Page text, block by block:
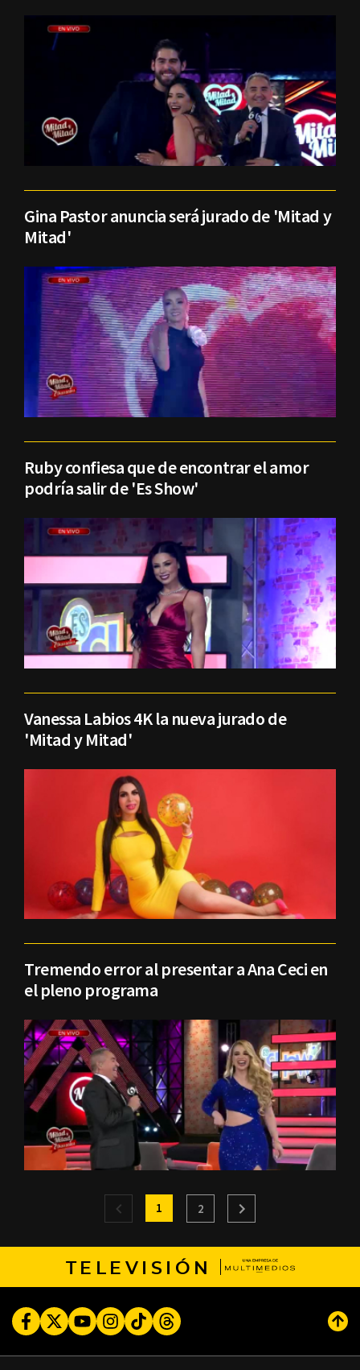
Gina Pastor anuncia será jurado de 'Mitad y
Mitad'
Ruby confiesa que de encontrar el amor
podría salir de 'Es Show'
Vanessa Labios 4K la nueva jurado de
'Mitad y Mitad'
Tremendo error al presentar a Ana Ceci en
el pleno programa
1 2
TELEVISIÓN
FacebookTwitterYoutubeInstagram
TikTokThreads